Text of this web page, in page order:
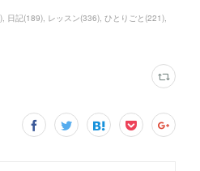
) 日記(189) レッスン(336) ひとりごと (221)